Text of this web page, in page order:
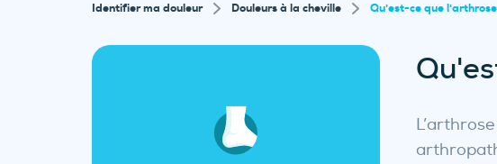
Identifier ma douleur Douleurs à la cheville Qu'est-ce que